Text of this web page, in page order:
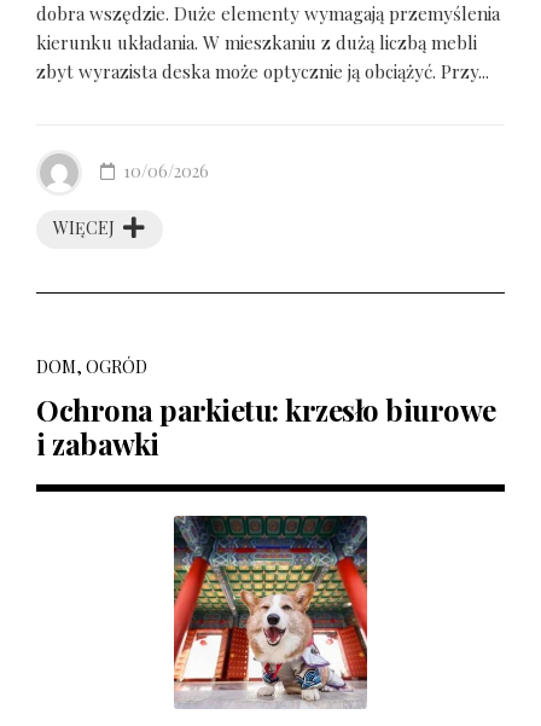
dobra wszędzie. Duże elementy wymagają przemyślenia
kierunku układania. W mieszkaniu z dużą liczbą mebli
zbyt wyrazista deska może optycznie ją obciążyć. Przy...
WIĘCEJ
10/06/2026
DOM, OGRÓD
Ochrona parkietu: krzesło biurowe
i zabawki